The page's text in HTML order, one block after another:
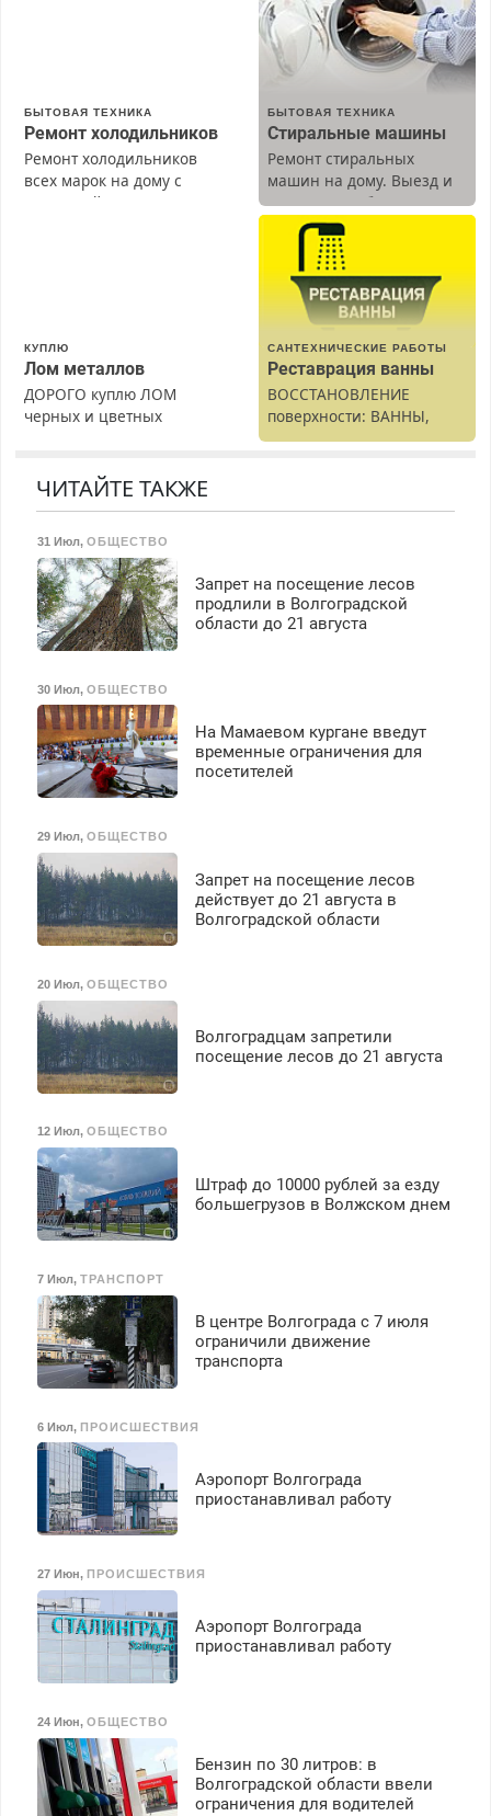
БЫТОВАЯ ТЕХНИКА
Ремонт холодильников
Ремонт холодильников
всех марок на дому с
гарантией. Замена
БЫТОВАЯ ТЕХНИКА
Стиральные машины
Ремонт стиральных
машин на дому. Выезд и
диагностика бесплатно.
Предусмотрены скидки.
КУПЛЮ
Лом металлов
ДОРОГО куплю ЛОМ
черных и цветных
САНТЕХНИЧЕСКИЕ РАБОТЫ
Реставрация ванны
ВОССТАНОВЛЕНИЕ
поверхности: ВАННЫ,
раковины, подоконника.
ЧИТАЙТЕ ТАКЖЕ
31 Июл, ОБЩЕСТВО
Запрет на посещение лесов
продлили в Волгоградской
области до 21 августа
30 Июл, ОБЩЕСТВО
На Мамаевом кургане введут
временные ограничения для
посетителей
29 Июл, ОБЩЕСТВО
Запрет на посещение лесов
действует до 21 августа в
Волгоградской области
20 Июл, ОБЩЕСТВО
Волгоградцам запретили
посещение лесов до 21 августа
12 Июл, ОБЩЕСТВО
Штраф до 10000 рублей за езду
большегрузов в Волжском днем
7 Июл, ТРАНСПОРТ
В центре Волгограда с 7 июля
ограничили движение
транспорта
6 Июл, ПРОИСШЕСТВИЯ
Аэропорт Волгограда
приостанавливал работу
27 Июн, ПРОИСШЕСТВИЯ
Аэропорт Волгограда
приостанавливал работу
24 Июн, ОБЩЕСТВО
Бензин по 30 литров: в
Волгоградской области ввели
ограничения для водителей